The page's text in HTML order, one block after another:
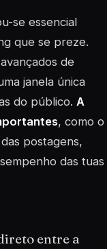
se essencial
que se preze.
de
janela única
do público. A
, como o
postagens,
das tuas
entre a